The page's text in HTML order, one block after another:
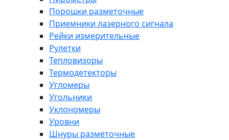
Порошки разметочные
Приемники лазерного сигнала
Рейки измерительные
Рулетки
Тепловизоры
Термодетекторы
Угломеры
Угольники
Уклономеры
Уровни
Шнуры разметочные